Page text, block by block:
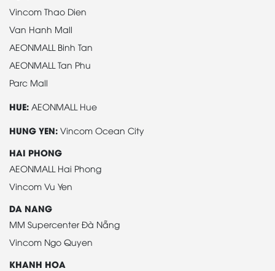
Vincom Thao Dien
Van Hanh Mall
AEONMALL Binh Tan
AEONMALL Tan Phu
Parc Mall
HUE: AEONMALL Hue
HUNG YEN: Vincom Ocean City
HAI PHONG
AEONMALL Hai Phong
Vincom Vu Yen
DA NANG
MM Supercenter Đà Nẵng
Vincom Ngo Quyen
KHANH HOA